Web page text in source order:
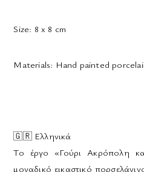
Size: 8 x 8 cm
Materials: Hand painted
🇬🇷 Ελληνικά
Το έργο «Γούρι Ακρόπολη
μοναδικό εικαστικό